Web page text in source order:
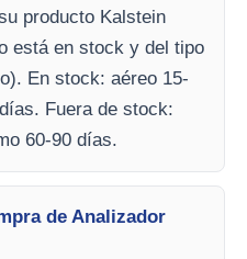
producto Kalstein
está en stock y del tipo
En stock: aéreo 15-
Fuera de stock:
60-90 días.
de Analizador